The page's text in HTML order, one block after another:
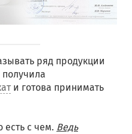
ряд продукции
и готова принимать
есть с чем. Ведь